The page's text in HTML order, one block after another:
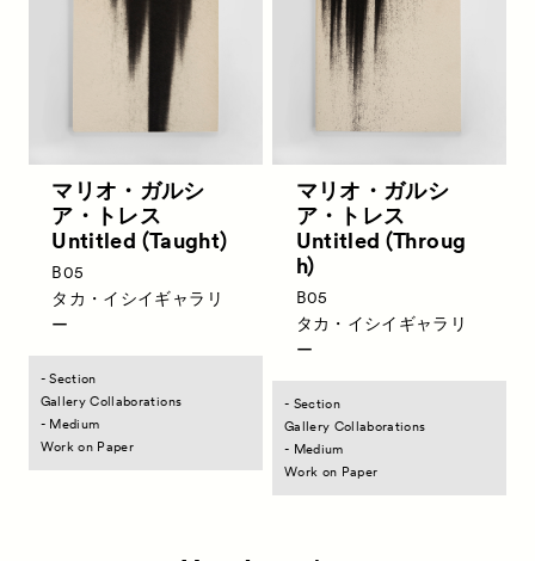
News お知らせ
Exhibitors 出展ギャラリー一覧
マリオ・ガルシ
ア・トレス
Untitled (Taught)
B05
タカ・イシイギャラリ
ー
- Section
Gallery Collaborations
- Medium
Work on Paper
マリオ・ガルシ
ア・トレス
Untitled (Throug
h)
B05
タカ・イシイギャラリ
ー
- Section
Gallery Collaborations
- Medium
Work on Paper